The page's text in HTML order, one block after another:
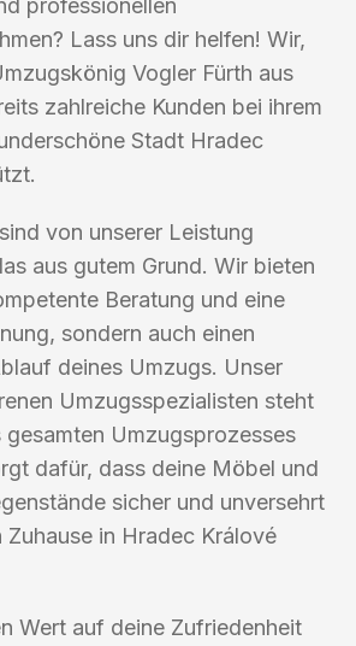
professionellen
Lass uns dir helfen! Wir,
Vogler Fürth aus
zahlreiche Kunden bei ihrem
Stadt Hradec
von unserer Leistung
aus gutem Grund. Wir bieten
Beratung und eine
sondern auch einen
deines Umzugs. Unser
Umzugsspezialisten steht
Umzugsprozesses
dafür, dass deine Möbel und
sicher und unversehrt
Zuhause in Hradec Králové
Wert auf deine Zufriedenheit